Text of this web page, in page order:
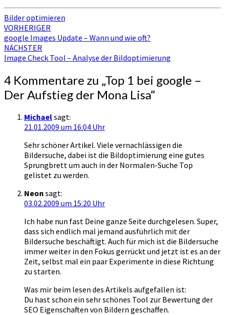
Bilder optimieren
Beitragsnavigation
VORHERIGER
google Images Update – Wann und wie oft?
NÄCHSTER
Image Check Tool – Analyse der Bildoptimierung
4 Kommentare zu „Top 1 bei google –
Der Aufstieg der Mona Lisa“
Michaelsagt:
21.01.2009 um 16:04 Uhr
Sehr schöner Artikel. Viele vernachlässigen die
Bildersuche, dabei ist die Bildoptimierung eine gutes
Sprungbrett um auch in der Normalen-Suche Top
gelistet zu werden.
Neon sagt:
03.02.2009 um 15:20 Uhr
Ich habe nun fast Deine ganze Seite durchgelesen. Super,
dass sich endlich mal jemand ausführlich mit der
Bildersuche beschäftigt. Auch für mich ist die Bildersuche
immer weiter in den Fokus gerrückt und jetzt ist es an der
Zeit, selbst mal ein paar Experimente in diese Richtung
zu starten.
Was mir beim lesen des Artikels aufgefallen ist:
Du hast schon ein sehr schönes Tool zur Bewertung der
SEO Eigenschaften von Bildern geschaffen.